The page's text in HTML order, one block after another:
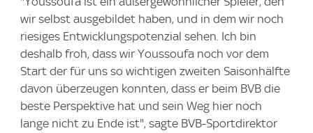
wir selbst ausgebildet haben, und in dem wir noch
riesiges Entwicklungspotenzial sehen. Ich bin
deshalb froh, dass wir Youssoufa noch vor dem
Start der für uns so wichtigen zweiten Saisonhälfte
davon überzeugen konnten, dass er beim BVB die
beste Perspektive hat und sein Weg hier noch
lange nicht zu Ende ist", sagte BVB-Sportdirektor